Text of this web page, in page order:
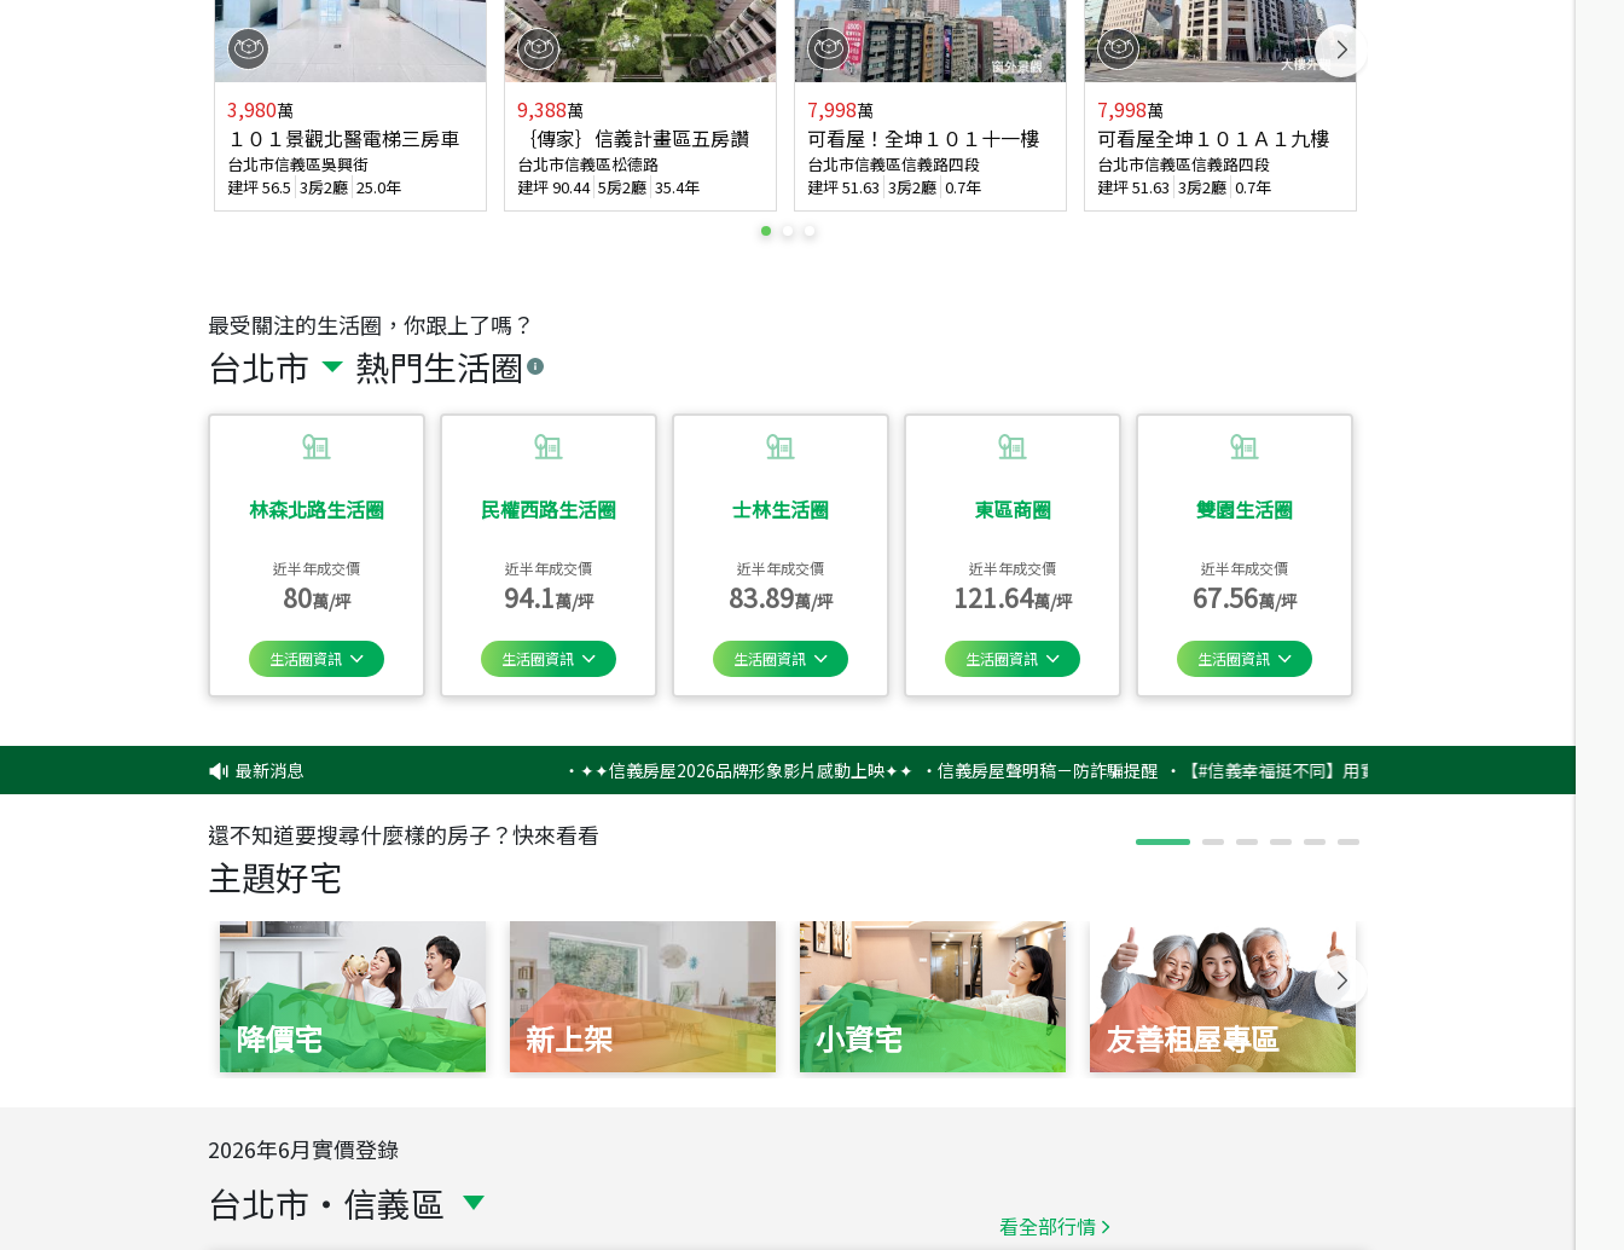
最受關注的生活圈，你跟上了嗎？
台北市 熱門生活圈
林森北路生活圈
近半年成交價
80萬/坪
生活圈資訊
民權西路生活圈
近半年成交價
94.1萬/坪
生活圈資訊
士林生活圈
近半年成交價
83.89萬/坪
生活圈資訊
東區商圈
近半年成交價
121.64萬/坪
生活圈資訊
雙園生活圈
近半年成交價
67.56萬/坪
生活圈資訊
3,980萬
１０１景觀北醫電梯三房車
台北市信義區吳興街
建坪56.5 3房2廳 25.0年
9,388萬
｛傳家｝信義計畫區五房讚
台北市信義區松德路
建坪90.44 5房2廳 35.4年
7,998萬
可看屋！全坤１０１十一樓
台北市信義區信義路四段
建坪51.63 3房2廳 0.7年
7,998萬
可看屋全坤１０１Ａ１九樓
台北市信義區信義路四段
建坪51.63 3房2廳 0.7年
最新消息 ✦✦信義房屋2026品牌形象影片感動上映✦✦ ‧信義房屋聲明稿－防詐騙提醒 ‧【#信義幸福挺不同】用實力，讓升職免抽號碼牌！最新雇主品牌
還不知道要搜尋什麼樣的房子？快來看看
主題好宅
降價宅 新上架 小資宅 友善租屋專區
2026年6月實價登錄
台北市 ・ 信義區 看全部行情